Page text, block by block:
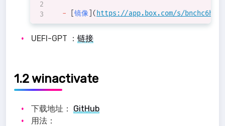
- 镜像 ]( https://app.box.com/s/
UEFI-GPT ： 链接
1.2 winactivate
下载地址： GitHub
用法：